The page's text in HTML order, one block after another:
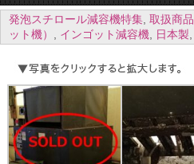
発泡スチロール減容機特集, 取扱商品
ット機） , インゴット減容機, 日本製,